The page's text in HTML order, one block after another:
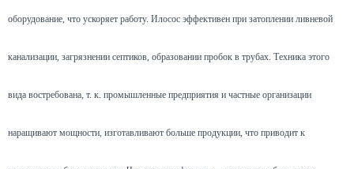
оборудование, что ускоряет работу. Илосос эффективен при затоплении ливневой
канализации, загрязнении септиков, образовании пробок в трубах. Техника этого
вида востребована, т. к. промышленные предприятия и частные организации
наращивают мощности, изготавливают больше продукции, что приводит к